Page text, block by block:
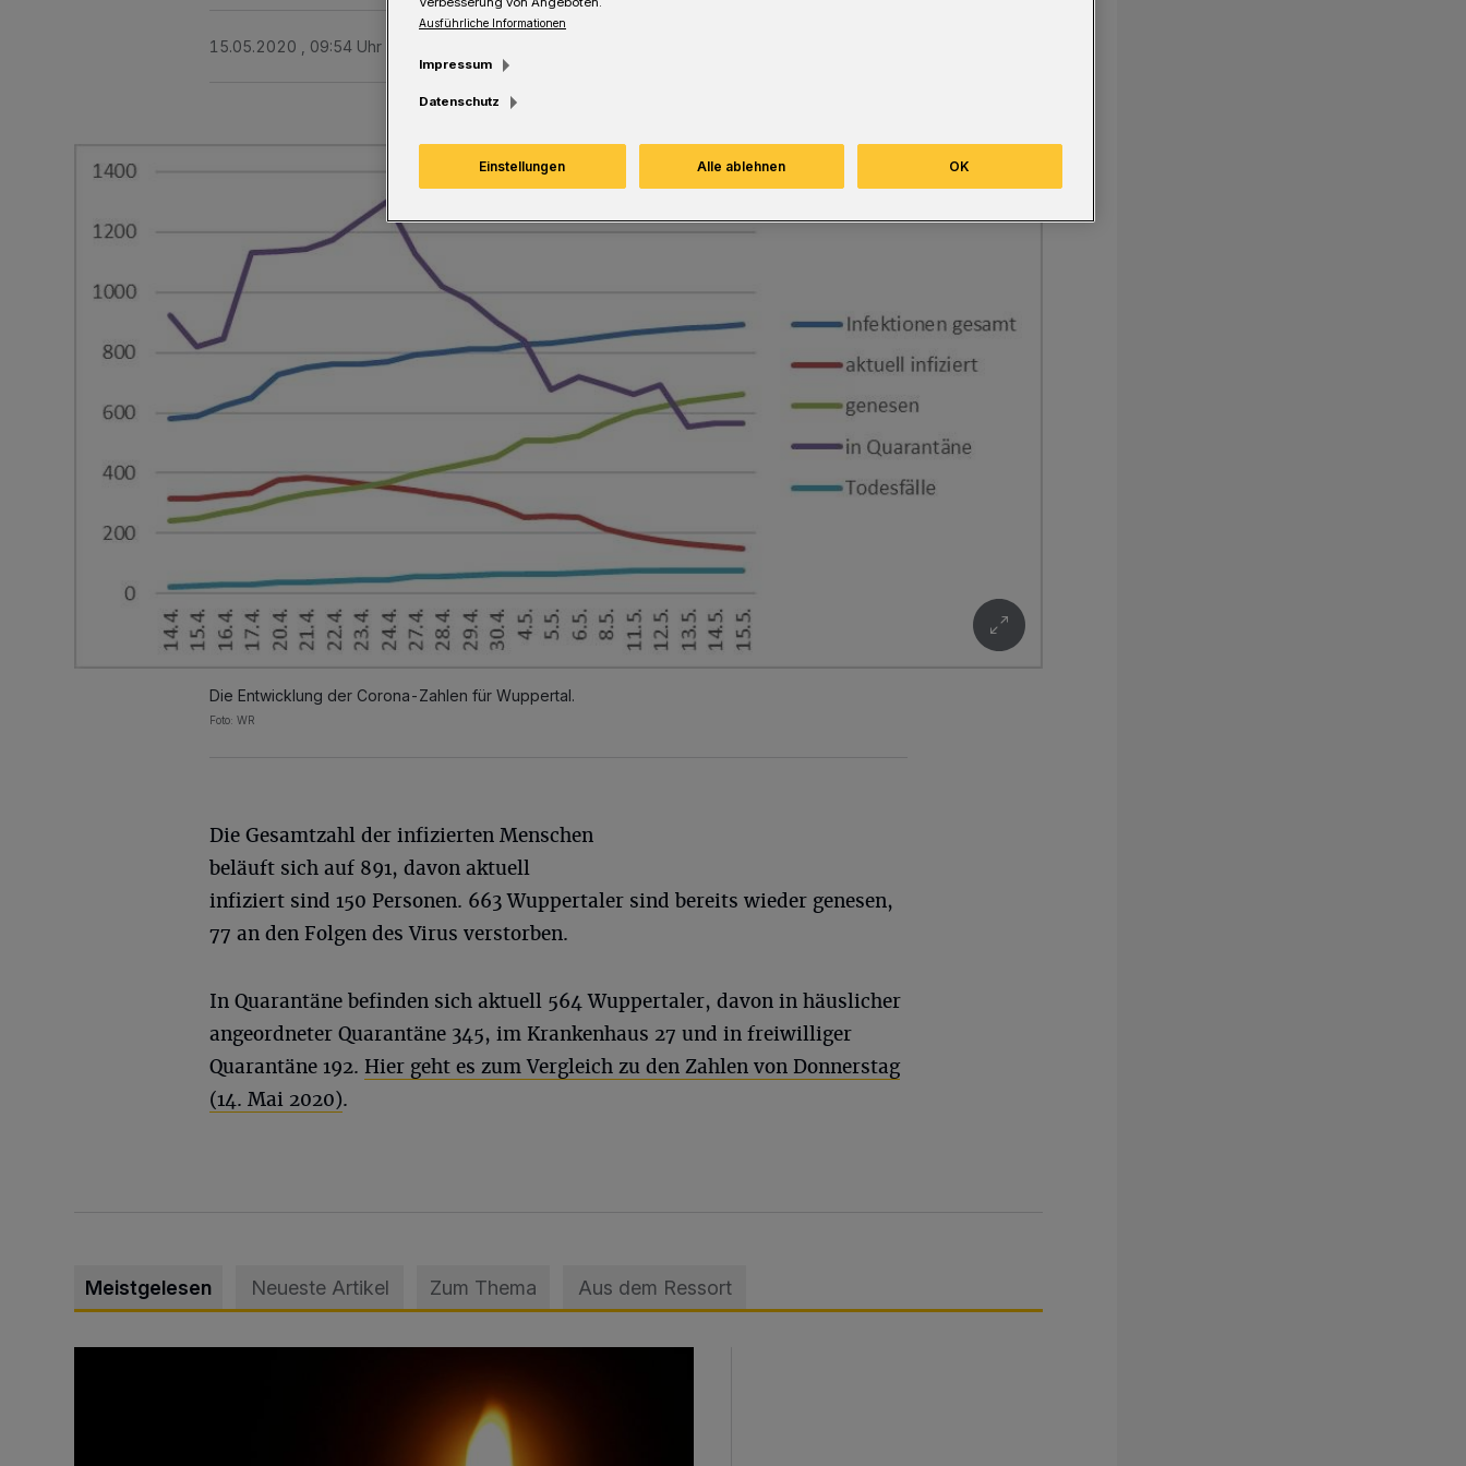
15.05.2020 , 09:54 Uhr
Die Entwicklung der Corona-Zahlen für Wuppertal.
Foto: WR
Die Gesamtzahl der infizierten Menschen
beläuft sich auf 891, davon aktuell
infiziert sind 150 Personen. 663 Wuppertaler sind bereits wieder genesen,
77 an den Folgen des Virus verstorben.
In Quarantäne befinden sich aktuell 564 Wuppertaler, davon in häuslicher
angeordneter Quarantäne 345, im Krankenhaus 27 und in freiwilliger
Quarantäne 192. Hier geht es zum Vergleich zu den Zahlen von Donnerstag
(14. Mai 2020).
Meistgelesen Neueste Artikel Zum Thema Aus dem Ressort
Ausführliche Informationen
Impressum
Datenschutz
Einstellungen Alle ablehnen OK